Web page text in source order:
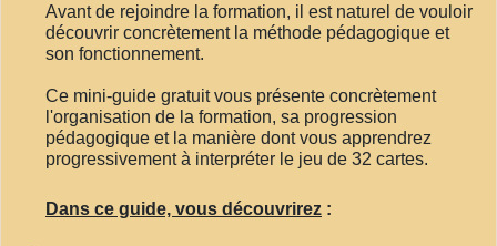
Avant de rejoindre la formation, il est naturel de vouloir
découvrir concrètement la méthode pédagogique et
son fonctionnement.
Ce mini-guide gratuit vous présente concrètement
l'organisation de la formation, sa progression
pédagogique et la manière dont vous apprendrez
progressivement à interpréter le jeu de 32 cartes.
Dans ce guide, vous découvrirez :